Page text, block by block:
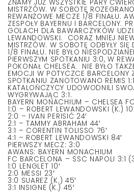
ZNAMY JUŻ WSZYSTKIE PARY
MISTRZÓW. W SOBOTĘ
REWANŻOWE MECZE 1/8 FINAŁU.
ZESPOŁY BAYERNU I BARCELONY.
GOLACH DLA BAWARCZYKÓW
LEWANDOWSKI. CORAZ MNIEJ
MISTRZÓW. W SOBOTĘ ODBYŁY SIĘ
1/8 FINAŁU. NIE BYŁO
PIERWSZYM SPOTKANIU 3:0, W
POKONAŁ CHELSEA. NIE BYŁO
EMOCJI W POTYCZCE BARCELONY
SPOTKANIU ZANOTOWANO REMIS
KATALOŃCZYCY UDOWODNILI
WYGRYWAJĄC 3:1.
BAYERN MONACHIUM – CHELSEA
1:0 – ROBERT LEWANDOWSKI (K.)
2:0 – IVAN PERISIĆ 24′
2:1 – TAMMY ABRAHAM 44′
3:1 – CORENTIN TOLISSO 76′
4:1 – ROBERT LEWANDOWSKI 84′
PIERWSZY MECZ: 3:0
AWANS: BAYERN MONACHIUM
FC BARCELONA – SSC NAPOLI 3:1
1:0 LENGLET 10′
2:0 MESSI 23′
3:0 SUAREZ (K.) 45′
3:1 INSIGNE (K.) 45′